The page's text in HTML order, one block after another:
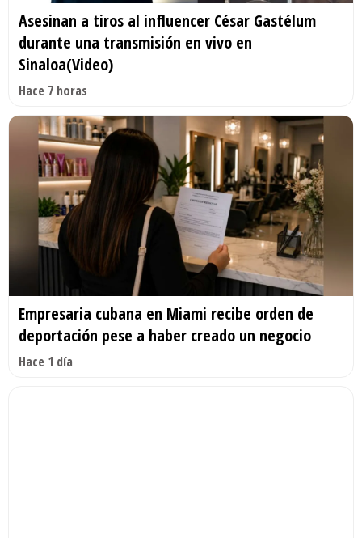
Asesinan a tiros al influencer César Gastélum
durante una transmisión en vivo en
Sinaloa(Video)
Hace 7 horas
Empresaria cubana en Miami recibe orden de
deportación pese a haber creado un negocio
Hace 1 día